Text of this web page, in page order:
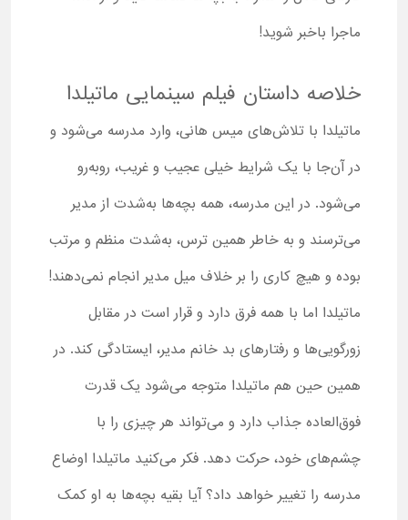
ماجرا باخبر شوید!
خلاصه داستان فیلم سینمایی ماتیلدا
ماتیلدا با تلاش‌های میس هانی، وارد مدرسه می‌شود و
در آن‌جا با یک شرایط خیلی عجیب و غریب، روبه‌رو
می‌شود. در این مدرسه، همه بچه‌ها به‌شدت از مدیر
می‌ترسند و به خاطر همین ترس، به‌شدت منظم و مرتب
بوده و هیچ کاری را بر خلاف میل مدیر انجام نمی‌دهند!
ماتیلدا اما با همه فرق دارد و قرار است در مقابل
زورگویی‌ها و رفتارهای بد خانم مدیر، ایستادگی کند. در
همین حین هم ماتیلدا متوجه می‌شود یک قدرت
فوق‌العاده جذاب دارد و می‌تواند هر چیزی را با
چشم‌های خود، حرکت دهد. فکر می‌کنید ماتیلدا اوضاع
مدرسه را تغییر خواهد داد؟ آیا بقیه بچه‌ها به او کمک